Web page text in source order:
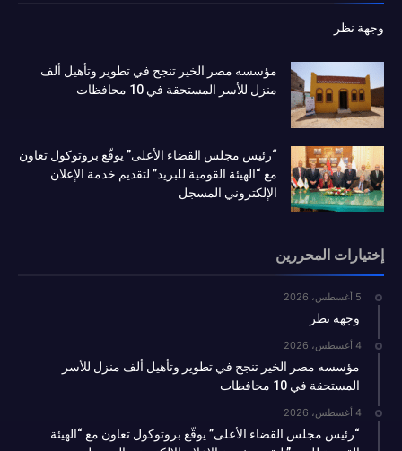
وجهة نظر
مؤسسه مصر الخير تنجح في تطوير وتأهيل ألف
منزل للأسر المستحقة في 10 محافظات
“رئيس مجلس القضاء الأعلى” يوقّع بروتوكول تعاون
مع “الهيئة القومية للبريد” لتقديم خدمة الإعلان
الإلكتروني المسجل
إختيارات المحررين
5 أغسطس، 2026
وجهة نظر
4 أغسطس، 2026
مؤسسه مصر الخير تنجح في تطوير وتأهيل ألف منزل للأسر
المستحقة في 10 محافظات
4 أغسطس، 2026
“رئيس مجلس القضاء الأعلى” يوقّع بروتوكول تعاون مع “الهيئة